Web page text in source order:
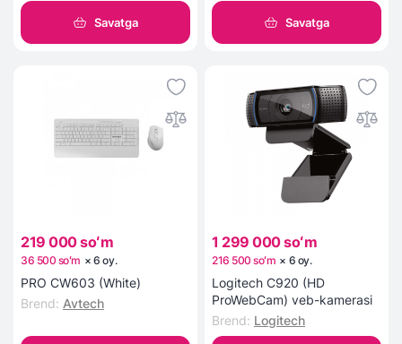
Savatga Savatga
219 000 soʻm
36 500 soʻm ×6 oy.
PRO CW603 (White)
Brend: Avtech
1 299 000 soʻm
216 500 soʻm × 6 oy.
Logitech C920 (HD
ProWebCam) veb-kamerasi
Brend: Logitech